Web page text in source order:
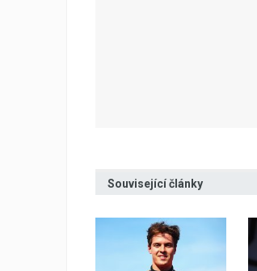
Související články